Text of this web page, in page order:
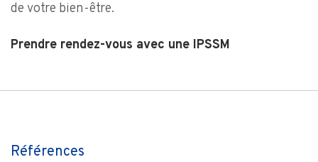
de votre bien-être.
Prendre rendez-vous avec une IPSSM
Références